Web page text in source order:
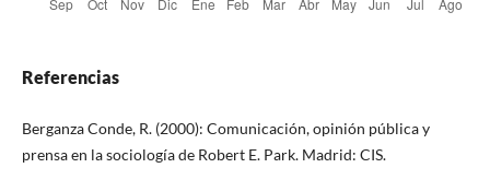
Referencias
Berganza Conde, R. (2000): Comunicación, opinión pública y
prensa en la sociología de Robert E. Park. Madrid: CIS.